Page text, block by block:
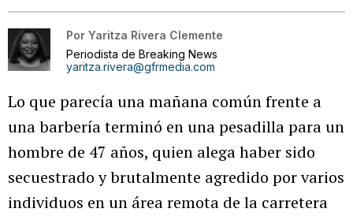
Por Yaritza Rivera Clemente
Periodista de Breaking News
yaritza.rivera@gfrmedia.com
Lo que parecía una mañana común frente a
una barbería terminó en una pesadilla para un
hombre de 47 años, quien alega haber sido
secuestrado y brutalmente agredido por varios
individuos en un área remota de la carretera